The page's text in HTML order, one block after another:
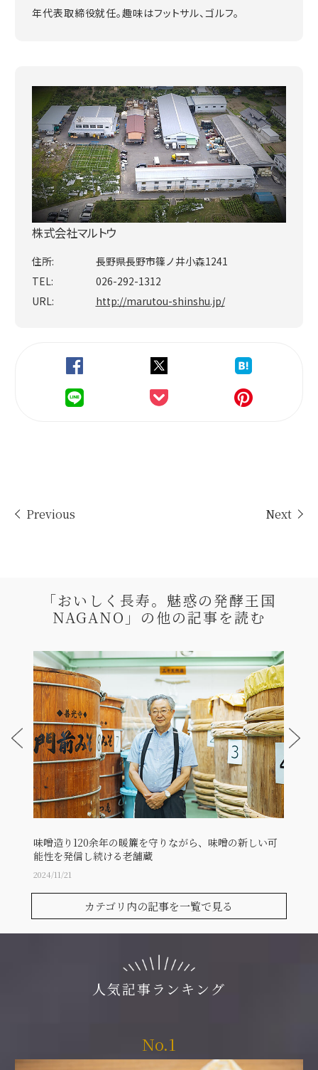
年代表取締役就任。趣味はフットサル、ゴルフ。
株式会社マルトウ
住所:
長野県長野市篠ノ井小森1241
TEL:
026-292-1312
URL:
http://marutou-shinshu.jp/
Previous Next
「おいしく長寿。魅惑の発酵王国
NAGANO」の他の記事を読む
味噌造り120余年の暖簾を守りながら、味噌の新しい可
能性を発信し続ける老舗蔵
2024/11/21
カテゴリ内の記事を一覧で見る
人気記事ランキング
No.1